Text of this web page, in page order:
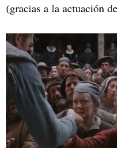
(gracias a la actuación